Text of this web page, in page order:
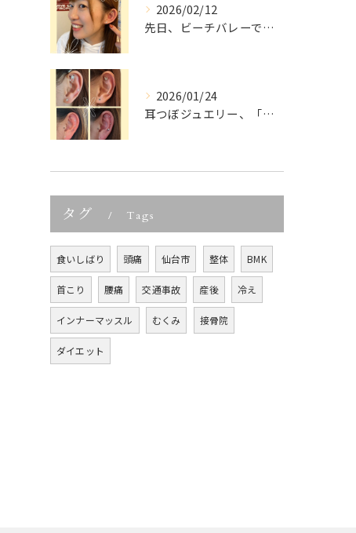
2026/02/12
先日、ビーチバレーでご活躍中の
2026/01/24
耳つぼジュエリー、「可愛いだけでしょ？」って思っていませんか...
タグ Tags
食いしばり 頭痛 仙台市 整体 BMK
首こり 腰痛 交通事故 産後 冷え
インナーマッスル むくみ 接骨院
ダイエット